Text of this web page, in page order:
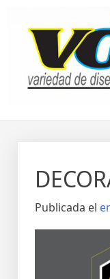
contenido
Publicada el